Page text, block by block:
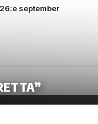
september